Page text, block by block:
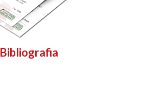
Bibliografia